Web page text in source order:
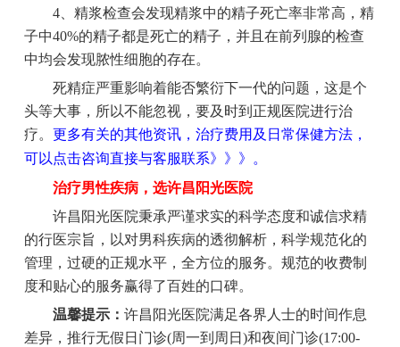
4、精浆检查会发现精浆中的精子死亡率非常高，精
子中40%的精子都是死亡的精子，并且在前列腺的检查
中均会发现脓性细胞的存在。
死精症严重影响着能否繁衍下一代的问题，这是个
头等大事，所以不能忽视，要及时到正规医院进行治
疗。 更多有关的其他资讯，治疗费用及日常保健方法，
可以点击咨询直接与客服联系》》》。
治疗男性疾病，选许昌阳光医院
许昌阳光医院秉承严谨求实的科学态度和诚信求精
的行医宗旨，以对男科疾病的透彻解析，科学规范化的
管理，过硬的正规水平，全方位的服务。规范的收费制
度和贴心的服务赢得了百姓的口碑。
温馨提示： 许昌阳光医院满足各界人士的时间作息
差异，推行无假日门诊(周一到周日)和夜间门诊(17:00-